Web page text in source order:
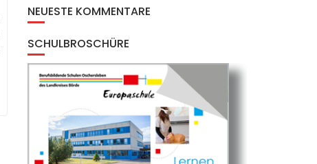
NEUESTE KOMMENTARE
SCHULBROSCHÜRE